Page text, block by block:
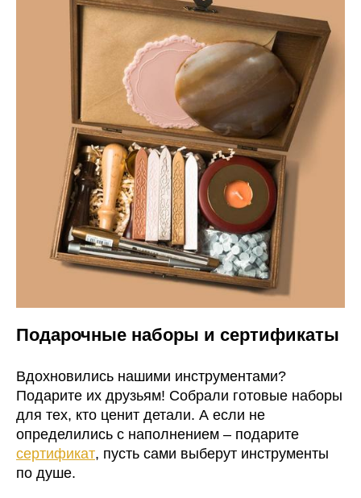
Подарочные наборы и сертификаты
Вдохновились нашими инструментами?
Подарите их друзьям! Собрали готовые наборы
для тех, кто ценит детали. А если не
определились с наполнением – подарите
сертификат, пусть сами выберут инструменты
по душе.